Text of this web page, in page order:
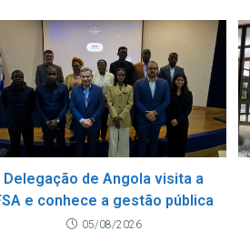
Delegação de Angola visita a
e conhece a gestão pública
05/08/2026